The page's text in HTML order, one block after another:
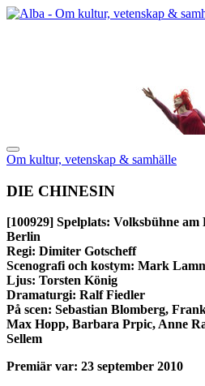
Om kultur, vetenskap & samhälle
DIE CHINESIN
[100929] Spelplats: Volksbühne
Berlin
Regi: Dimiter Gotscheff
Scenografi och kostym: Mark
Ljus: Torsten König
Dramaturgi: Ralf Fiedler
På scen: Sebastian Blomberg,
Max Hopp, Barbara Prpic, Anne
Sellem
Premiär var: 23 september 2010